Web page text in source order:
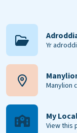
Yr
Manylion
My
View this